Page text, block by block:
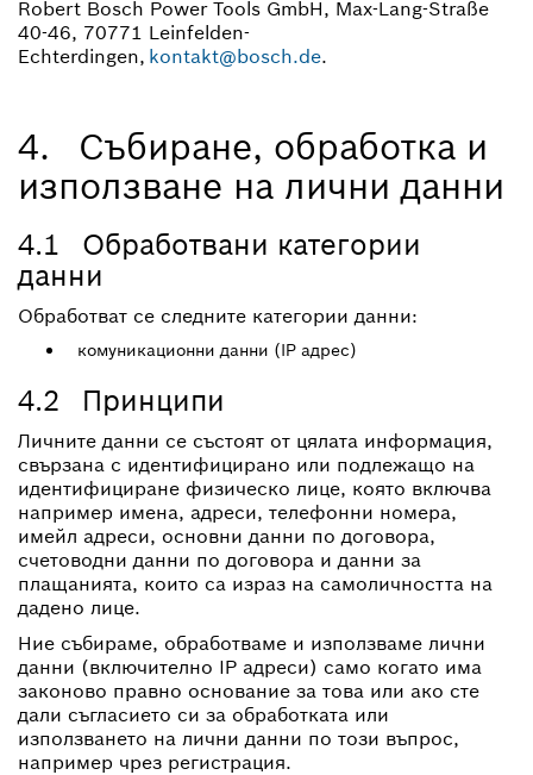
Robert Bosch Power Tools GmbH, Max-Lang-Straße
40-46, 70771 Leinfelden-
Echterdingen, kontakt@bosch.de.
4. Събиране, обработка и
използване на лични данни
4.1 Обработвани категории
данни
Обработват се следните категории данни:
комуникационни данни (IP адрес)
4.2 Принципи
Личните данни се състоят от цялата информация,
свързана с идентифицирано или подлежащо на
идентифициране физическо лице, която включва
например имена, адреси, телефонни номера,
имейл адреси, основни данни по договора,
счетоводни данни по договора и данни за
плащанията, които са израз на самоличността на
дадено лице.
Ние събираме, обработваме и използваме лични
данни (включително IP адреси) само когато има
законово правно основание за това или ако сте
дали съгласието си за обработката или
използването на лични данни по този въпрос,
например чрез регистрация.